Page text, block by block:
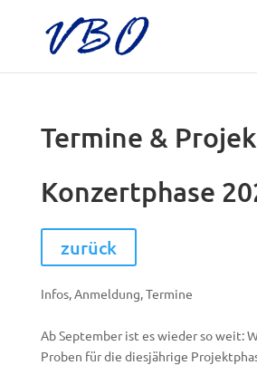
Termine &
Konzertphase
zurück
Infos, Anmeldung, Termine
Ab September ist es wieder so weit:
Proben für die diesjährige